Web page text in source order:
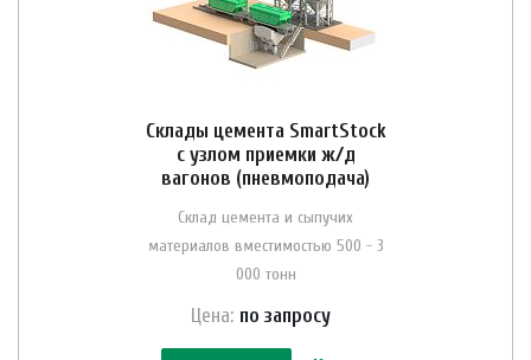
Склады цемента SmartStock
с узлом приемки ж/д
вагонов (пневмоподача)
Склад цемента и сыпучих
материалов вместимостью 500 - 3
000 тонн
Цена: по запросу